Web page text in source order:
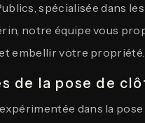
spécialisée dans
notre équipe vous
embellir votre propriété.
de la pose de
dans la